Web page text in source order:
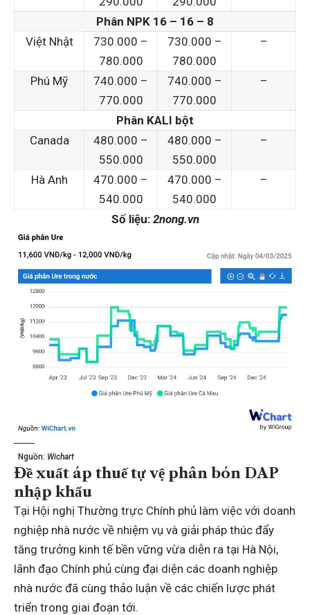
Phân NPK 16 – 16 – 8
Việt Nhật
730.000 –
780.000
730.000 –
780.000
–
Phú Mỹ
740.000 –
770.000
740.000 –
770.000
–
Phân KALI bột
Canada
480.000 –
550.000
480.000 –
550.000
–
Hà Anh
470.000 –
540.000
470.000 –
540.000
–
Số liệu: 2nong.vn
Nguồn: Wichart
Đề xuất áp thuế tự vệ phân bón DAP
nhập khẩu
Tại Hội nghị Thường trực Chính phủ làm việc với doanh
nghiệp nhà nước về nhiệm vụ và giải pháp thúc đẩy
tăng trưởng kinh tế bền vững vừa diễn ra tại Hà Nội,
lãnh đạo Chính phủ cùng đại diện các doanh nghiệp
nhà nước đã cùng thảo luận về các chiến lược phát
triển trong giai đoạn tới.